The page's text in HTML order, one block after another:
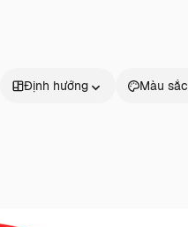
Định hướng Màu sắc